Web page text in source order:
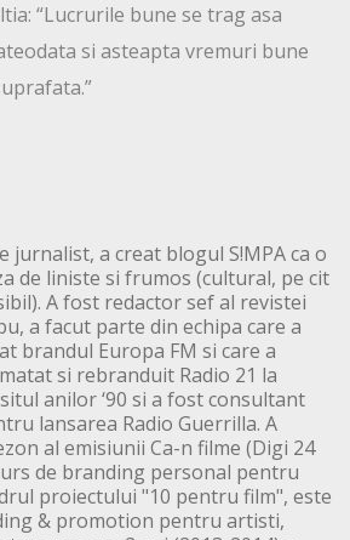
“Lucrurile bune se trag asa
si asteapta vremuri bune
jurnalist, a creat blogul S!MPA ca o
de liniste si frumos (cultural, pe cit
A fost redactor sef al revistei
a facut parte din echipa care a
brandul Europa FM si care a
si rebranduit Radio 21 la
anilor ‘90 si a fost consultant
lansarea Radio Guerrilla. A
al emisiunii Ca-n filme (Digi 24
de branding personal pentru
proiectului "10 pentru film", este
& promotion pentru artisti,